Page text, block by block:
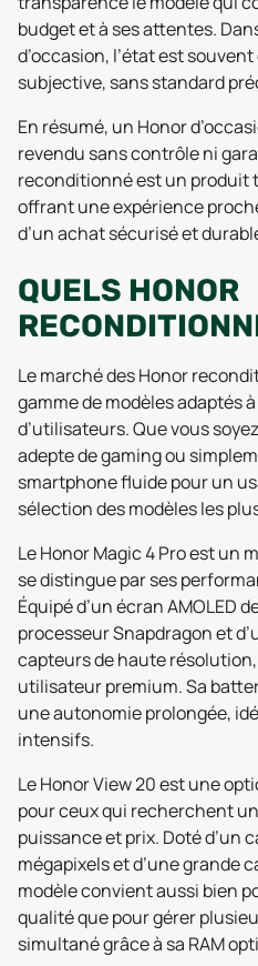
budget et à ses attentes.
d’occasion, l’état est
subjective, sans standard
En résumé, un Honor
revendu sans contrôle ni
reconditionné est un produit
offrant une expérience
d’un achat sécurisé et
QUELS HONOR
Le marché des Honor
gamme de modèles adaptés
d’utilisateurs. Que vous
adepte de gaming ou
smartphone fluide pour un
sélection des modèles les
Le Honor Magic 4 Pro est un
se distingue par ses
Équipé d’un écran AMOLED
processeur Snapdragon et
capteurs de haute
utilisateur premium. Sa
une autonomie prolongée,
intensifs.
Le Honor View 20 est une
pour ceux qui recherchent
puissance et prix. Doté d’un
mégapixels et d’une grande
modèle convient aussi bien
qualité que pour gérer
simultané grâce à sa RAM